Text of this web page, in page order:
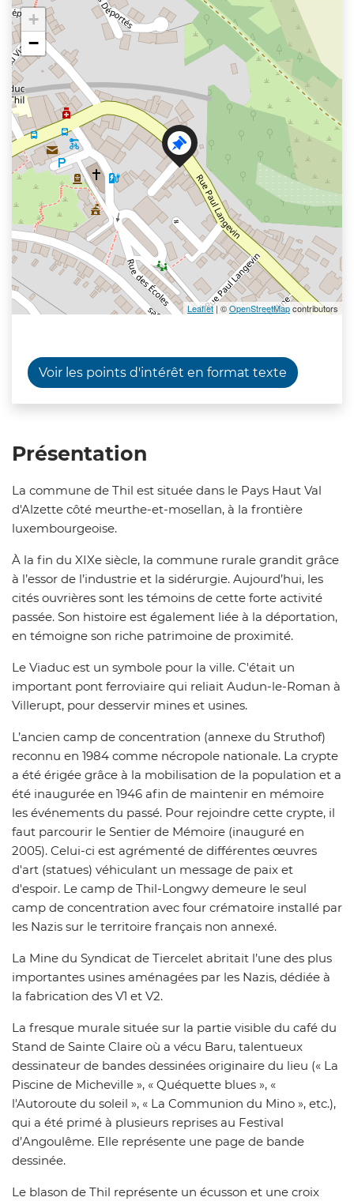
+
−
Leaflet| ©OpenStreetMapcontributors
Voir les points d'intérêt en format texte
Présentation
La commune de Thil est située dans le Pays Haut Val
d'Alzette côté meurthe-et-mosellan, à la frontière
luxembourgeoise.
À la fin du XIXe siècle, la commune rurale grandit grâce
à l’essor de l’industrie et la sidérurgie. Aujourd’hui, les
cités ouvrières sont les témoins de cette forte activité
passée. Son histoire est également liée à la déportation,
en témoigne son riche patrimoine de proximité.
Le Viaduc est un symbole pour la ville. C'était un
important pont ferroviaire qui reliait Audun-le-Roman à
Villerupt, pour desservir mines et usines.
L’ancien camp de concentration (annexe du Struthof)
reconnu en 1984 comme nécropole nationale. La crypte
a été érigée grâce à la mobilisation de la population et a
été inaugurée en 1946 afin de maintenir en mémoire
les événements du passé. Pour rejoindre cette crypte, il
faut parcourir le Sentier de Mémoire (inauguré en
2005). Celui-ci est agrémenté de différentes œuvres
d'art (statues) véhiculant un message de paix et
d'espoir. Le camp de Thil-Longwy demeure le seul
camp de concentration avec four crématoire installé par
les Nazis sur le territoire français non annexé.
La Mine du Syndicat de Tiercelet abritait l’une des plus
importantes usines aménagées par les Nazis, dédiée à
la fabrication des V1 et V2.
La fresque murale située sur la partie visible du café du
Stand de Sainte Claire où a vécu Baru, talentueux
dessinateur de bandes dessinées originaire du lieu (« La
Piscine de Micheville », « Quéquette blues », «
l'Autoroute du soleil », « La Communion du Mino », etc.),
qui a été primé à plusieurs reprises au Festival
d’Angoulême. Elle représente une page de bande
dessinée.
Le blason de Thil représente un écusson et une croix